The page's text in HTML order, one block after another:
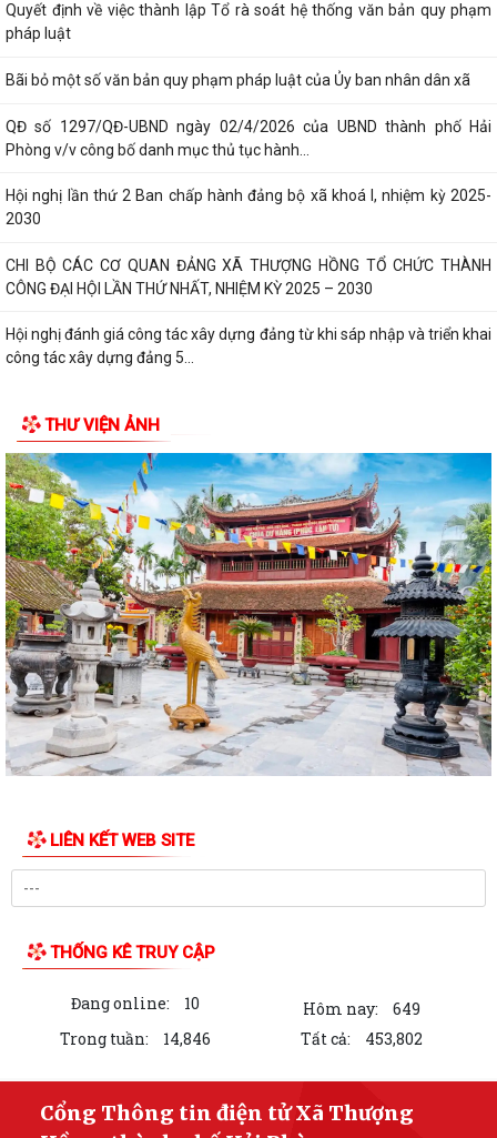
Quyết định về việc thành lập Tổ rà soát hệ thống văn bản quy phạm
pháp luật
Bãi bỏ một số văn bản quy phạm pháp luật của Ủy ban nhân dân xã
QĐ số 1297/QĐ-UBND ngày 02/4/2026 của UBND thành phố Hải
Phòng v/v công bố danh mục thủ tục hành...
Hội nghị lần thứ 2 Ban chấp hành đảng bộ xã khoá I, nhiệm kỳ 2025-
2030
CHI BỘ CÁC CƠ QUAN ĐẢNG XÃ THƯỢNG HỒNG TỔ CHỨC THÀNH
CÔNG ĐẠI HỘI LẦN THỨ NHẤT, NHIỆM KỲ 2025 – 2030
Hội nghị đánh giá công tác xây dựng đảng từ khi sáp nhập và triển khai
công tác xây dựng đảng 5...
2026
Xã nhà tổ chức Hội nghị gặp mặt các đồng chí nguyên là lãnh đạo chủ
chốt của địa phương qua...
CHI BỘ UBND XÃ THƯỢNG HỒNG TỔ CHỨC ĐẠI HỘI CHI BỘ LẦN THỨ I,
NHIỆM KỲ 2025-2030
Xã Thượng Hồng tổ chức Lễ dâng hương, thắp nến tri ân các Anh hùng
liệt sĩ
Các tổ đại biểu HĐND xã tiếp xúc cử tri tại 6 điểm trên địa bàn xã
Xã Thượng Hồng với các hoạt động hướng về Kỷ niệm 78 năm ngày
Thương binh Liệt sỹ 27/07
Xã Thượng Hồng chủ động ứng phó với bão số 3
quyền địa phương 2 cấp
Chuyển mình mạnh mẽ về tư duy để Hải Phòng phát triển đột phá
Triển khai đồng bộ các giải pháp, hướng tới chính sách toàn diện và
bền vững cho người cao tuổi
THƯ VIỆN ẢNH
LIÊN KẾT WEB SITE
THỐNG KÊ TRUY CẬP
Đang online: 10 Hôm nay:
649
Trong tuần:
14,846 Tất cả: 453,802
Cổng Thông tin điện tử Xã Thượng